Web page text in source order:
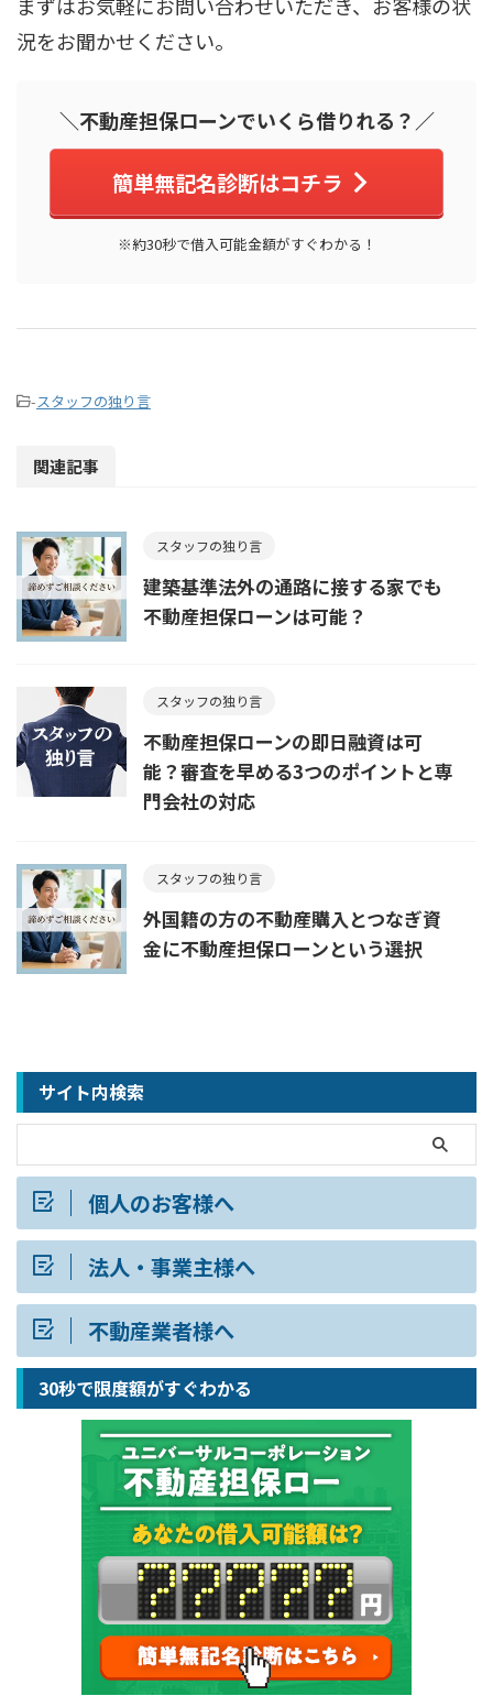
まずはお気軽にお問い合わせいただき、お客様の状
況をお聞かせください。
＼不動産担保ローンでいくら借りれる？／
簡単無記名診断はコチラ
※約30秒で借入可能金額がすぐわかる！
-スタッフの独り言
関連記事
スタッフの独り言
建築基準法外の通路に接する家でも
不動産担保ローンは可能？
スタッフの独り言
不動産担保ローンの即日融資は可
能？審査を早める3つのポイントと専
門会社の対応
スタッフの独り言
外国籍の方の不動産購入とつなぎ資
金に不動産担保ローンという選択
サイト内検索
個人のお客様へ
法人・事業主様へ
不動産業者様へ
30秒で限度額がすぐわかる